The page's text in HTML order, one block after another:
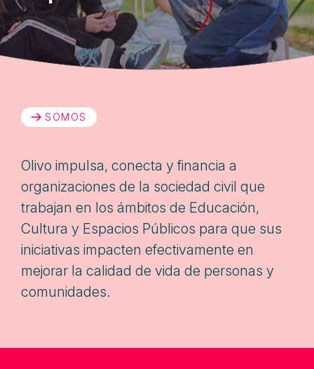
SOMOS
Olivo impulsa, conecta y financia a
organizaciones de la sociedad civil que
trabajan en los ámbitos de Educación,
Cultura y Espacios Públicos para que sus
iniciativas impacten efectivamente en
mejorar la calidad de vida de personas y
comunidades.